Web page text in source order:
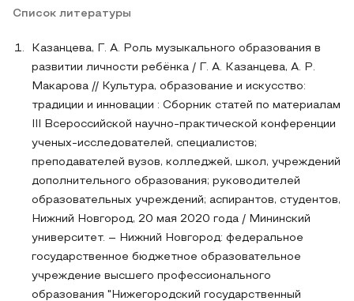
Список литературы
Казанцева, Г. А. Роль музыкального образования в
развитии личности ребёнка / Г. А. Казанцева, А. Р.
Макарова // Культура, образование и искусство:
традиции и инновации : Сборник статей по материалам
III Всероссийской научно-практической конференции
ученых-исследователей, специалистов;
преподавателей вузов, колледжей, школ, учреждений
дополнительного образования; руководителей
образовательных учреждений; аспирантов, студентов,
Нижний Новгород, 20 мая 2020 года / Мининский
университет. – Нижний Новгород: федеральное
государственное бюджетное образовательное
учреждение высшего профессионального
образования "Нижегородский государственный